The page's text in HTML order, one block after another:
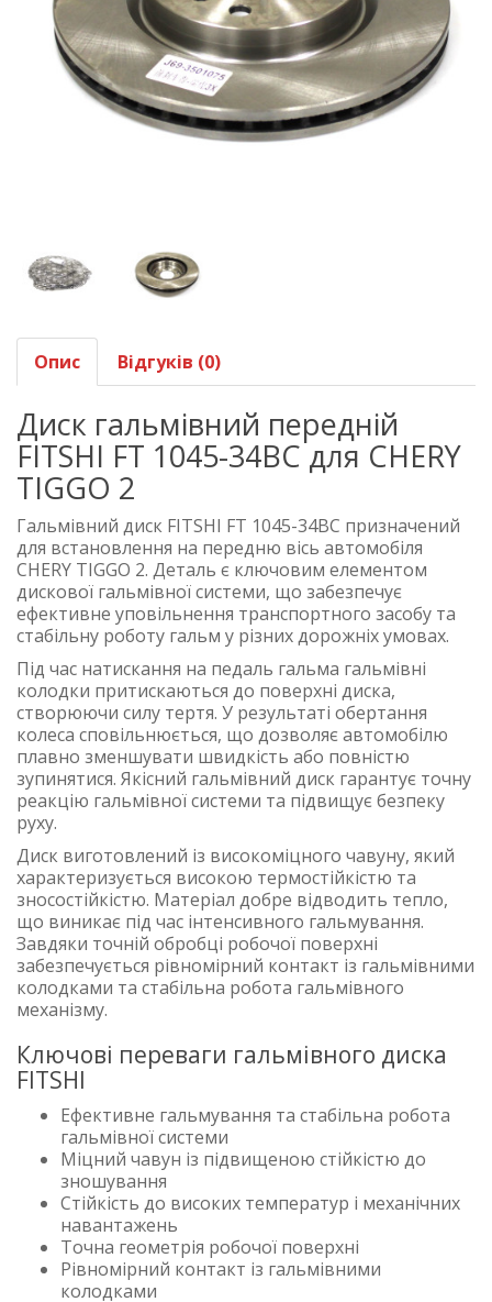
Опис Відгуків (0)
Диск гальмівний передній
FITSHI FT 1045-34BC для CHERY
TIGGO 2
Гальмівний диск FITSHI FT 1045-34BC призначений
для встановлення на передню вісь автомобіля
CHERY TIGGO 2. Деталь є ключовим елементом
дискової гальмівної системи, що забезпечує
ефективне уповільнення транспортного засобу та
стабільну роботу гальм у різних дорожніх умовах.
Під час натискання на педаль гальма гальмівні
колодки притискаються до поверхні диска,
створюючи силу тертя. У результаті обертання
колеса сповільнюється, що дозволяє автомобілю
плавно зменшувати швидкість або повністю
зупинятися. Якісний гальмівний диск гарантує точну
реакцію гальмівної системи та підвищує безпеку
руху.
Диск виготовлений із високоміцного чавуну, який
характеризується високою термостійкістю та
зносостійкістю. Матеріал добре відводить тепло,
що виникає під час інтенсивного гальмування.
Завдяки точній обробці робочої поверхні
забезпечується рівномірний контакт із гальмівними
колодками та стабільна робота гальмівного
механізму.
Ключові переваги гальмівного диска
FITSHI
Ефективне гальмування та стабільна робота
гальмівної системи
Міцний чавун із підвищеною стійкістю до
зношування
Стійкість до високих температур і механічних
навантажень
Точна геометрія робочої поверхні
Рівномірний контакт із гальмівними
колодками